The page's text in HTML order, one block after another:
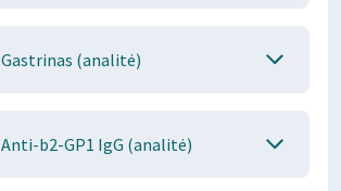
Gastrinas (analitė)
Anti-b2-GP1 IgG (analitė)